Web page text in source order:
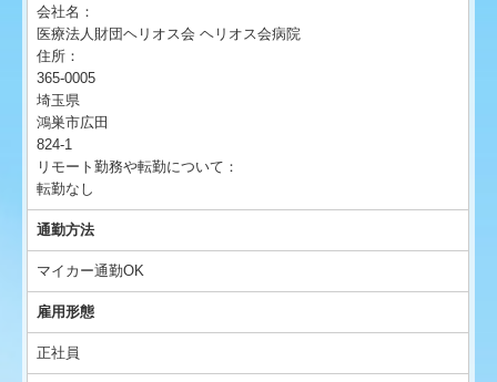
介護医療院料金表
会社名：
医療法人財団ヘリオス会 ヘリオス会病院
住所：
365-0005
埼玉県
鴻巣市広田
824-1
リモート勤務や転勤について：
転勤なし
通勤方法
マイカー通勤OK
雇用形態
正社員